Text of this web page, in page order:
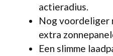
actieradius.
Nog voordeliger
extra
Een slimme